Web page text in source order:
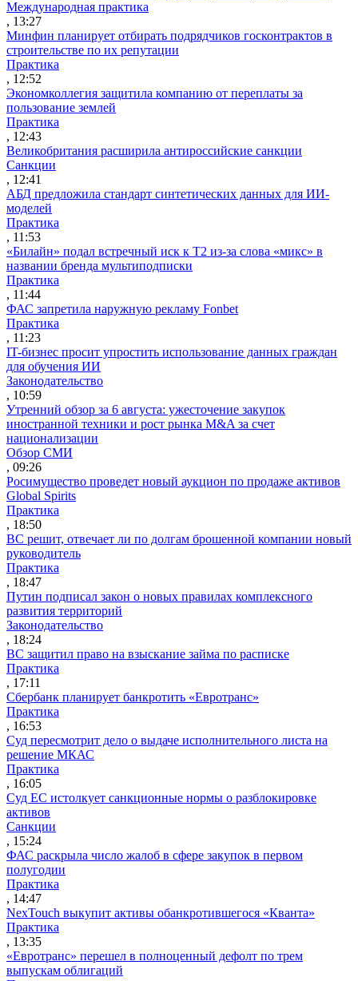
Международная практика
, 13:27
Минфин планирует отбирать подрядчиков госконтрактов в
строительстве по их репутации
Практика
, 12:52
Экономколлегия защитила компанию от переплаты за
пользование землей
Практика
, 12:43
Великобритания расширила антироссийские санкции
Санкции
, 12:41
АБД предложила стандарт синтетических данных для ИИ-
моделей
Практика
, 11:53
«Билайн» подал встречный иск к Т2 из-за слова «микс» в
названии бренда мультиподписки
Практика
, 11:44
ФАС запретила наружную рекламу Fonbet
Практика
, 11:23
IT-бизнес просит упростить использование данных граждан
для обучения ИИ
Законодательство
, 10:59
Утренний обзор за 6 августа: ужесточение закупок
иностранной техники и рост рынка M&A за счет
национализации
Обзор СМИ
, 09:26
Росимущество проведет новый аукцион по продаже активов
Global Spirits
Практика
, 18:50
ВС решит, отвечает ли по долгам брошенной компании новый
руководитель
Практика
, 18:47
Путин подписал закон о новых правилах комплексного
развития территорий
Законодательство
, 18:24
ВС защитил право на взыскание займа по расписке
Практика
, 17:11
Сбербанк планирует банкротить «Евротранс»
Практика
, 16:53
Суд пересмотрит дело о выдаче исполнительного листа на
решение МКАС
Практика
, 16:05
Суд ЕС истолкует санкционные нормы о разблокировке
активов
Санкции
, 15:24
ФАС раскрыла число жалоб в сфере закупок в первом
полугодии
Практика
, 14:47
NexTouch выкупит активы обанкротившегося «Кванта»
Практика
, 13:35
«Евротранс» перешел в полноценный дефолт по трем
выпускам облигаций